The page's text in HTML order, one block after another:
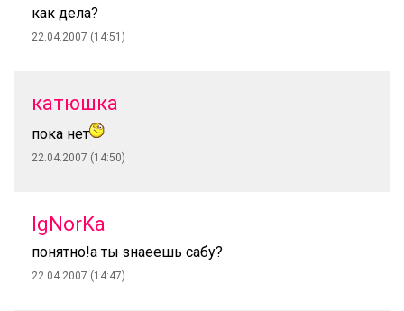
как дела?
22.04.2007 (14:51)
катюшка
пока нет
22.04.2007 (14:50)
IgNorKa
понятно!а ты знаеешь сабу?
22.04.2007 (14:47)